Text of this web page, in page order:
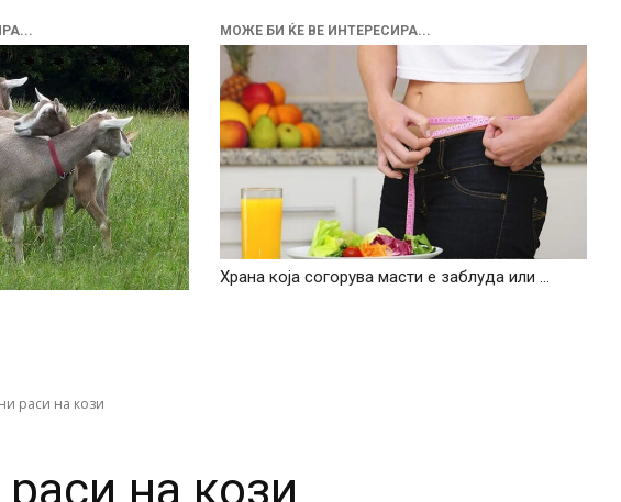
МОЖЕ БИ ЌЕ ВЕ ИНТЕРЕСИРА...
Храна која согорува масти е заблуда или …